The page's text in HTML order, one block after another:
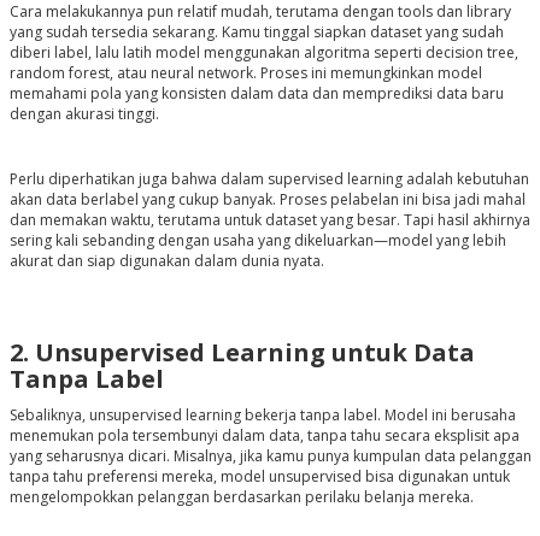
Cara melakukannya pun relatif mudah, terutama dengan tools dan library
yang sudah tersedia sekarang. Kamu tinggal siapkan dataset yang sudah
diberi label, lalu latih model menggunakan algoritma seperti decision tree,
random forest, atau neural network. Proses ini memungkinkan model
memahami pola yang konsisten dalam data dan memprediksi data baru
dengan akurasi tinggi.
Perlu diperhatikan juga bahwa dalam supervised learning adalah kebutuhan
akan data berlabel yang cukup banyak. Proses pelabelan ini bisa jadi mahal
dan memakan waktu, terutama untuk dataset yang besar. Tapi hasil akhirnya
sering kali sebanding dengan usaha yang dikeluarkan—model yang lebih
akurat dan siap digunakan dalam dunia nyata.
2. Unsupervised Learning untuk Data
Tanpa Label
Sebaliknya, unsupervised learning bekerja tanpa label. Model ini berusaha
menemukan pola tersembunyi dalam data, tanpa tahu secara eksplisit apa
yang seharusnya dicari. Misalnya, jika kamu punya kumpulan data pelanggan
tanpa tahu preferensi mereka, model unsupervised bisa digunakan untuk
mengelompokkan pelanggan berdasarkan perilaku belanja mereka.